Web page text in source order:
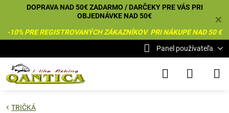
✕
DOPRAVA NAD 50€ ZADARMO / DARČEKY PRE VÁS PRI
OBJEDNÁVKE NAD 50€
-10% PRE REGISTROVANÝCH ZÁKAZNÍKOV PRI NÁKUPE NAD 50 €
Panel používateľa
TRIČKÁ